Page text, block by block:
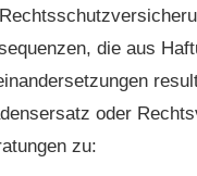
die aus
oder
zu: